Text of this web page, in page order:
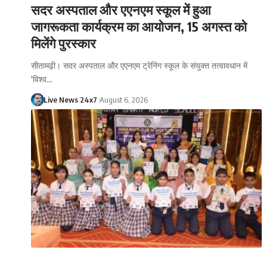
सदर अस्पताल और एएनएम स्कूल में हुआ
जागरूकता कार्यक्रम का आयोजन, 15 अगस्त को
मिलेंगे पुरस्कार
सीतामढ़ी। सदर अस्पताल और एएनएम ट्रेनिंग स्कूल के संयुक्त तत्वावधान में
'विश्व…
Live News 24x7 August 6, 2026